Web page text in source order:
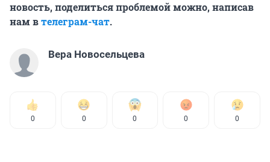
новость, поделиться проблемой можно, написав
нам втелеграм-чат.
Вера Новосельцева
0 0 0 0 0